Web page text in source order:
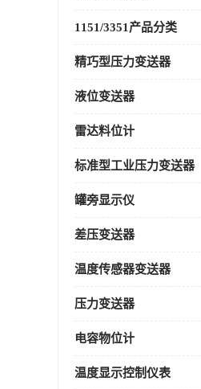
1151/3351产品分类
精巧型压力变送器
液位变送器
雷达料位计
标准型工业压力变送器
罐旁显示仪
差压变送器
温度传感器变送器
压力变送器
电容物位计
温度显示控制仪表